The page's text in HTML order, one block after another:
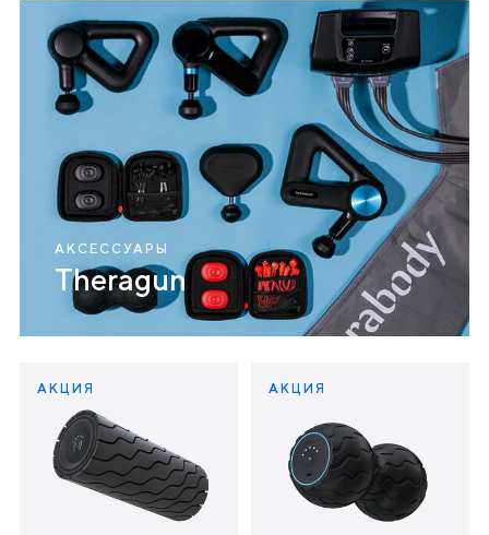
АКСЕССУАРЫ
Theragun
АКЦИЯ АКЦИЯ